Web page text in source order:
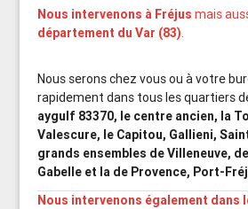
Nous intervenons à Fréjus mais
département du Var (83).
Nous serons chez vous ou à votre
rapidement dans tous les quartiers
aygulf 83370, le centre ancien, la
Valescure, le Capitou, Gallieni,
grands ensembles de Villeneuve,
Gabelle et la de Provence, Port-
Nous intervenons également dans